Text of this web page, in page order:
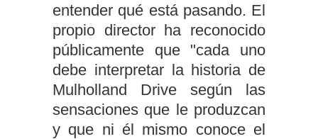
entender qué está pasando. El
propio director ha reconocido
públicamente que "cada uno
debe interpretar la historia de
Mulholland Drive según las
sensaciones que le produzcan
y que ni él mismo conoce el